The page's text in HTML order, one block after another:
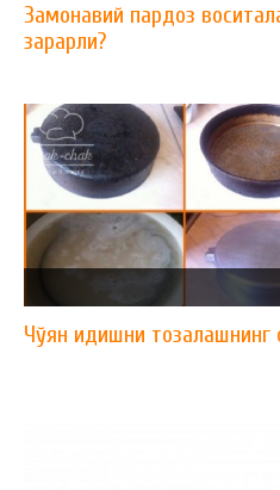
Замонавий пардоз
зарарли?
Чўян идишни тозалашнинг